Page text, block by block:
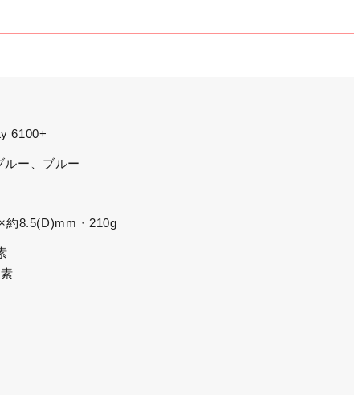
6100+
ルー、ブルー
約8.5(D)mm・210g